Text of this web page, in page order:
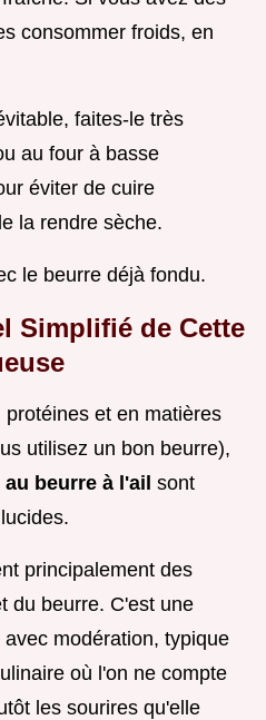
consommer froids, en
faites-le très
au four à basse
éviter de cuire
la rendre sèche.
le beurre déjà fondu.
Simplifié de Cette
et en matières
utilisez un bon beurre),
beurre à l'ail sont
principalement des
du beurre. C'est une
modération, typique
où l'on ne compte
les sourires qu'elle